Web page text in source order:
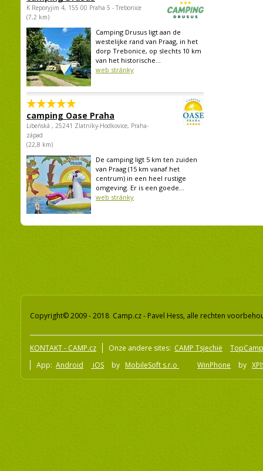
K Reporyjim 4, 155 00 Praha 5 - Trebonice
(7,2 km)
Camping Drusus ligt aan de
westelijke rand van Praag, in het
dorp Trebonice, op slechts 10 km
van het historische...
web stránky
camping Oase Praha
Libeňská , 25241 Zlatníky-Hodkovice, Praha-
západ
(22,8 km)
De camping ligt 5 km ten zuiden
van Praag (15 km vanaf het
centrum) in een heel rustige
omgeving. Er is een goede...
web stránky
Copyright© 2009 - 2018 Camp.cz - Pavel Hess, alle rechten
KONTAKT - CAMP.cz Onze andere sites: CAMP Tsjechië
App: Android iOS by MobileSoft s.r.o WinPhone by